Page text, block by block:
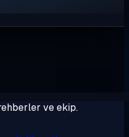
ve ekip.